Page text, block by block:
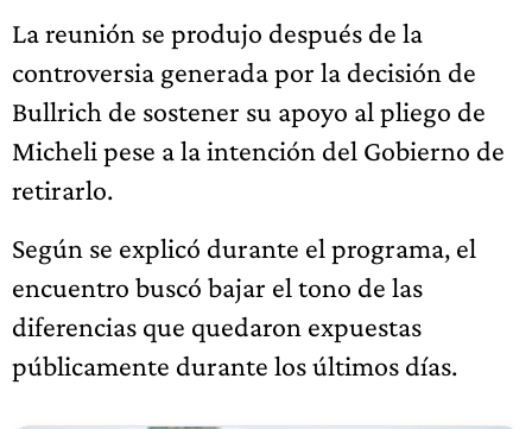
La reunión se produjo después de la
controversia generada por la decisión de
Bullrich de sostener su apoyo al pliego de
Micheli pese a la intención del Gobierno de
retirarlo.
Según se explicó durante el programa, el
encuentro buscó bajar el tono de las
diferencias que quedaron expuestas
públicamente durante los últimos días.